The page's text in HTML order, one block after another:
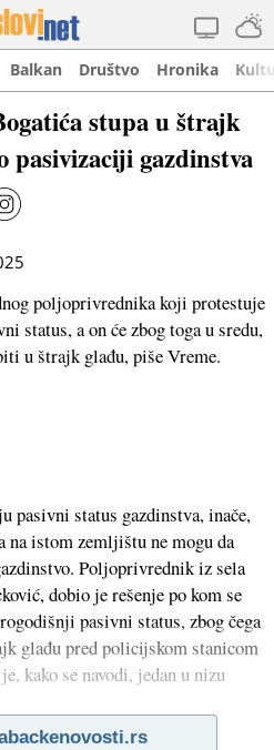
Balkan Društvo Hronika
stupa u štrajk
pasivizaciji gazdinstva
poljoprivrednika koji protestuje
status, a on će zbog toga u sredu,
u štrajk glađu, piše Vreme.
pasivni status gazdinstva, inače,
na istom zemljištu ne mogu da
Poljoprivrednik iz sela
dobio je rešenje po kom se
pasivni status, zbog čega
glađu pred policijskom stanicom
kako se navodi, jedan u nizu